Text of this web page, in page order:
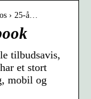
› 25-å…
tilbudsavis,
et stort
mobil og